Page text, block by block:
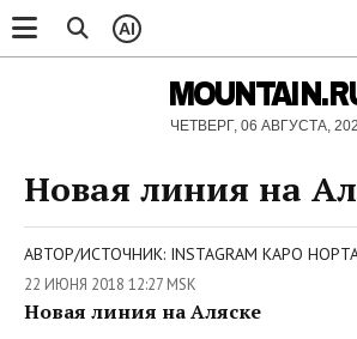
AI
ЧЕТВЕРГ, 06 АВГУСТА,
Новая линия на
АВТОР/ИСТОЧНИК: INSTAGRAM КАРО
22 ИЮНЯ 2018 12:27 MSK
Новая линия на Аляске